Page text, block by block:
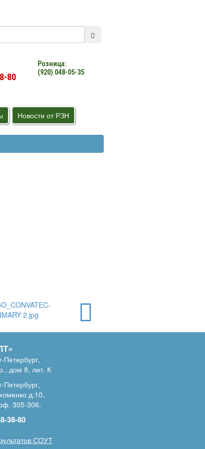
80
Розница:
(920) 048-05-35
Новости от РЗН
Петербург,
дом 8, лит. К
Петербург,
д.10,
305-306.
38-80
СОУТ